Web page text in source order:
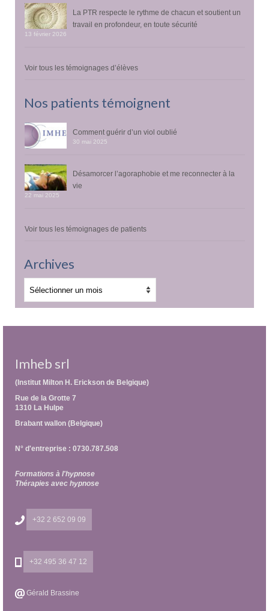
La PTR respecte le rythme de chacun et soutient un
travail en profondeur, en toute sécurité
13 février 2026
Voir tous les témoignages d’élèves
Nos patients témoignent
Comment guérir d’un viol oublié
30 mai 2025
Désamorcer l’agoraphobie et me reconnecter à la
vie
22 mai 2025
Voir tous les témoignages de patients
Archives
Imheb srl
(Institut Milton H. Erickson de Belgique)
Rue de la Grotte 7
1310 La Hulpe
Brabant wallon (Belgique)
N° d'entreprise : 0730.787.508
Formations à l'hypnose
Thérapies avec hypnose
+32 2 652 09 09
+32 495 36 47 12
Gérald Brassine